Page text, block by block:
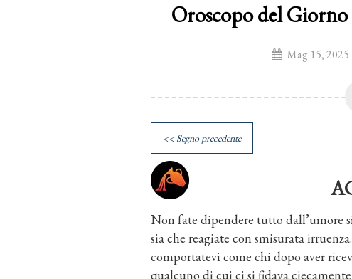
Oroscopo del
Mag 15, 2025
<< Segno precedente
Non fate dipendere tutto dall’umore
sia che reagiate con smisurata
comportatevi come chi dopo aver
qualcuno di cui ci si fidava